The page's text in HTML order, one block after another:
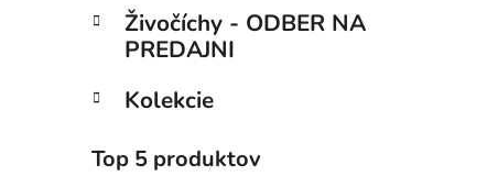
Živočíchy - ODBER NA
PREDAJNI
Kolekcie
Top 5 produktov